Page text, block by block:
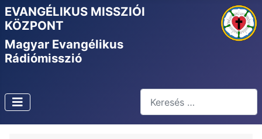
EVANGÉLIKUS MISSZIÓI
KÖZPONT
Magyar Evangélikus
Rádiómisszió
Type 2 or more characters